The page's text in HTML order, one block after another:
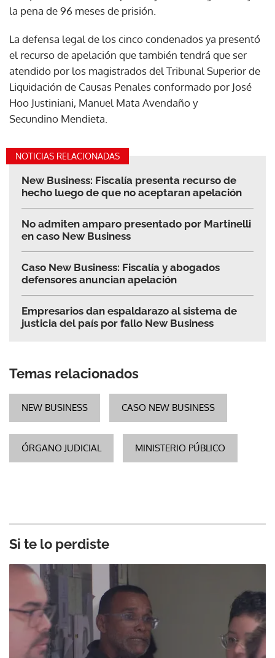
la pena de 96 meses de prisión.
La defensa legal de los cinco condenados ya presentó
el recurso de apelación que también tendrá que ser
atendido por los magistrados del Tribunal Superior de
Liquidación de Causas Penales conformado por José
Hoo Justiniani, Manuel Mata Avendaño y
Secundino Mendieta.
NOTICIAS RELACIONADAS
New Business: Fiscalía presenta recurso de
hecho luego de que no aceptaran apelación
No admiten amparo presentado por Martinelli
en caso New Business
Caso New Business: Fiscalía y abogados
defensores anuncian apelación
Empresarios dan espaldarazo al sistema de
justicia del país por fallo New Business
Temas relacionados
NEW BUSINESS CASO NEW BUSINESS
ÓRGANO JUDICIAL MINISTERIO PÚBLICO
Si te lo perdiste